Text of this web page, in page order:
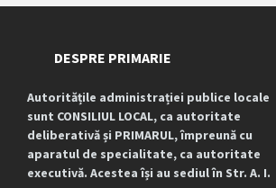
DESPRE PRIMARIE
Autoritățile administrației publice locale
sunt CONSILIUL LOCAL, ca autoritate
deliberativă și PRIMARUL, împreună cu
aparatul de specialitate, ca autoritate
executivă. Acestea își au sediul în Str. A. I.